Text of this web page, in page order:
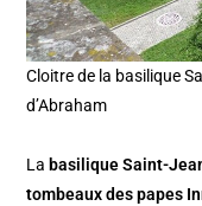
Cloitre de la basilique
d’Abraham
La basilique Saint-
tombeaux des papes